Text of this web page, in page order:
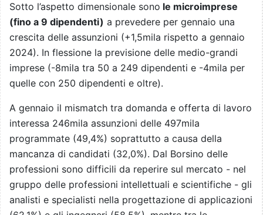
Sotto l’aspetto dimensionale sono le microimprese
(fino a 9 dipendenti) a prevedere per gennaio una
crescita delle assunzioni (+1,5mila rispetto a gennaio
2024). In flessione la previsione delle medio-grandi
imprese (-8mila tra 50 a 249 dipendenti e -4mila per
quelle con 250 dipendenti e oltre).
A gennaio il mismatch tra domanda e offerta di lavoro
interessa 246mila assunzioni delle 497mila
programmate (49,4%) soprattutto a causa della
mancanza di candidati (32,0%). Dal Borsino delle
professioni sono difficili da reperire sul mercato - nel
gruppo delle professioni intellettuali e scientifiche - gli
analisti e specialisti nella progettazione di applicazioni